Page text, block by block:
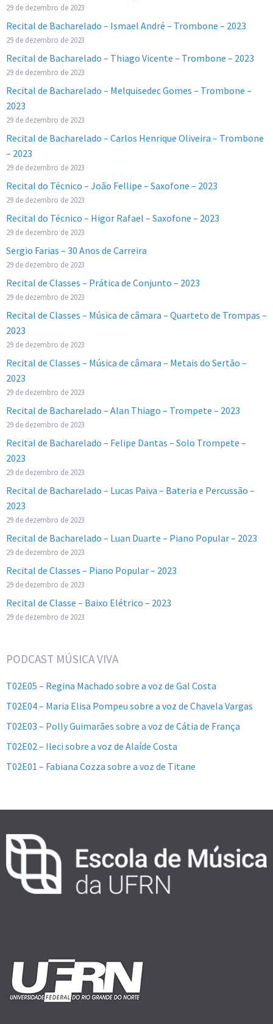
29 de dezembro de 2023
Recital de Bacharelado – Ismael André – Trombone – 2023
29 de dezembro de 2023
Recital de Bacharelado – Thiago Vicente – Trombone – 2023
29 de dezembro de 2023
Recital de Bacharelado – Melquisedec Gomes – Trombone –
2023
29 de dezembro de 2023
Recital de Bacharelado – Carlos Henrique Oliveira – Trombone
– 2023
29 de dezembro de 2023
Recital do Técnico – João Fellipe – Saxofone – 2023
29 de dezembro de 2023
Recital do Técnico – Higor Rafael – Saxofone – 2023
29 de dezembro de 2023
Sergio Farias – 30 Anos de Carreira
29 de dezembro de 2023
Recital de Classes – Prática de Conjunto – 2023
29 de dezembro de 2023
Recital de Classes – Música de câmara – Quarteto de Trompas –
2023
29 de dezembro de 2023
Recital de Classes – Música de câmara – Metais do Sertão –
2023
29 de dezembro de 2023
Recital de Bacharelado – Alan Thiago – Trompete – 2023
29 de dezembro de 2023
Recital de Bacharelado – Felipe Dantas – Solo Trompete –
2023
29 de dezembro de 2023
Recital de Bacharelado – Lucas Paiva – Bateria e Percussão –
2023
29 de dezembro de 2023
Recital de Bacharelado – Luan Duarte – Piano Popular – 2023
29 de dezembro de 2023
Recital de Classes – Piano Popular – 2023
29 de dezembro de 2023
Recital de Classe – Baixo Elétrico – 2023
29 de dezembro de 2023
PODCAST MÚSICA VIVA
T02E05 – Regina Machado sobre a voz de Gal Costa
T02E04 – Maria Elisa Pompeu sobre a voz de Chavela Vargas
T02E03 – Polly Guimarães sobre a voz de Cátia de França
T02E02 – Ileci sobre a voz de Alaíde Costa
T02E01 – Fabiana Cozza sobre a voz de Titane